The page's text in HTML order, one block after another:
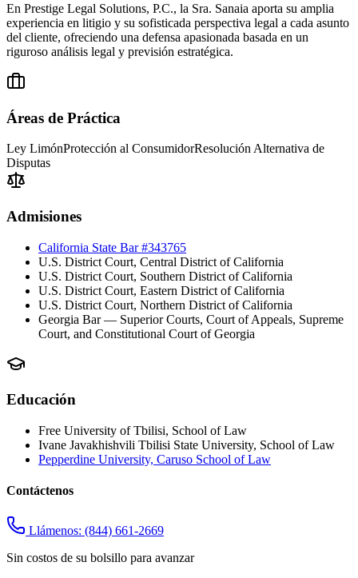
En Prestige Legal Solutions, P.C., la Sra. Sanaia aporta su amplia
experiencia en litigio y su sofisticada perspectiva legal a cada asunto
del cliente, ofreciendo una defensa apasionada basada en un
riguroso análisis legal y previsión estratégica.
Áreas de Práctica
Ley LimónProtección al ConsumidorResolución Alternativa de
Disputas
Admisiones
California State Bar #343765
U.S. District Court, Central District of California
U.S. District Court, Southern District of California
U.S. District Court, Eastern District of California
U.S. District Court, Northern District of California
Georgia Bar — Superior Courts, Court of Appeals, Supreme
Court, and Constitutional Court of Georgia
Educación
Free University of Tbilisi, School of Law
Ivane Javakhishvili Tbilisi State University, School of Law
Pepperdine University, Caruso School of Law
Contáctenos
Llámenos: (844) 661-2669
Sin costos de su bolsillo para avanzar